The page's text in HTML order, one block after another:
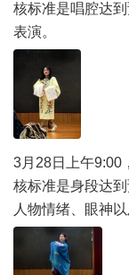
核标准是唱腔达
表演。
3月28日上午9:00
核标准是身段达
人物情绪、眼神